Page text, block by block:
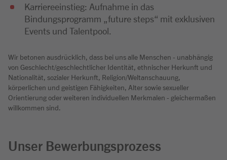
Karriereeinstieg: Aufnahme in das
Bindungsprogramm „future steps“ mit exklusiven
Events und Talentpool.
Wir betonen ausdrücklich, dass bei uns alle Menschen - unabhängig
von Geschlecht/geschlechtlicher Identität, ethnischer Herkunft und
Nationalität, sozialer Herkunft, Religion/Weltanschauung,
körperlichen und geistigen Fähigkeiten, Alter sowie sexueller
Orientierung oder weiteren individuellen Merkmalen - gleichermaßen
willkommen sind.
Unser Bewerbungsprozess